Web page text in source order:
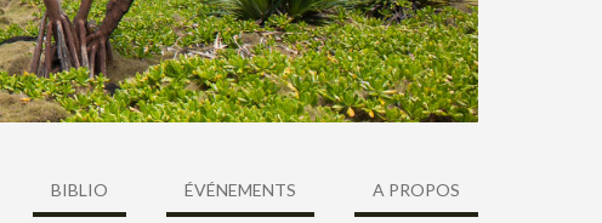
BIBLIO ÉVÉNEMENTS A PROPOS